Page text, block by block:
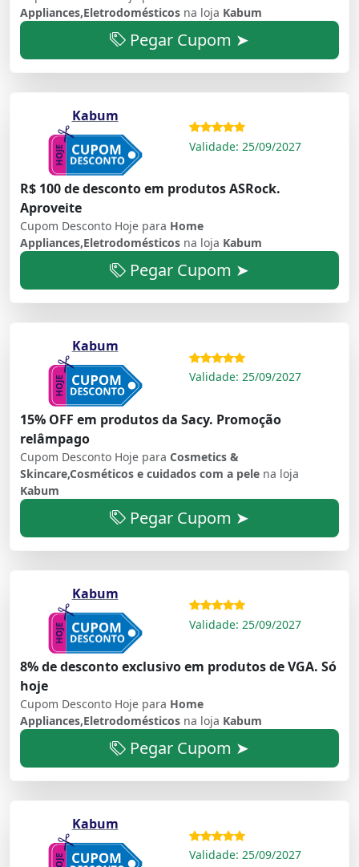
Appliances,Eletrodomésticos na loja Kabum
Pegar Cupom ➤
Kabum
Validade: 25/09/2027
R$ 100 de desconto em produtos ASRock.
Aproveite
Cupom Desconto Hoje para Home
Appliances,Eletrodomésticos na loja Kabum
Pegar Cupom ➤
Kabum
Validade: 25/09/2027
15% OFF em produtos da Sacy. Promoção
relâmpago
Cupom Desconto Hoje para Cosmetics &
Skincare,Cosméticos e cuidados com a pele na loja
Kabum
Pegar Cupom ➤
Kabum
Validade: 25/09/2027
8% de desconto exclusivo em produtos de VGA. Só
hoje
Cupom Desconto Hoje para Home
Appliances,Eletrodomésticos na loja Kabum
Pegar Cupom ➤
Kabum
Validade: 25/09/2027